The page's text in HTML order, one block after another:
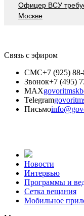
Офицер ВСУ
Москве
Связь с эфиром
СМС+7 (925)
Звонок+7 (495)
MAX
Telegram
Письмо
Новости
Интервью
Программы и
Сетка вещания
Мобильное